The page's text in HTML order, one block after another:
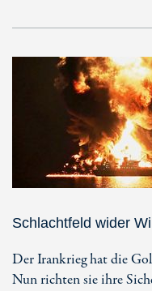
Schlachtfeld wider
Der Irankrieg hat die
Nun richten sie ihre